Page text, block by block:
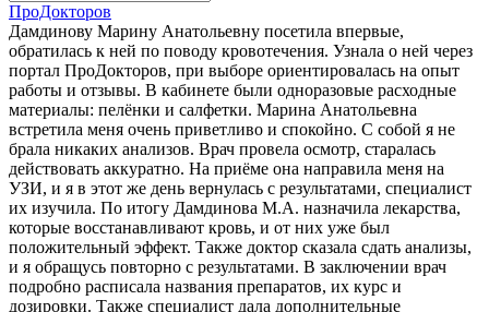
ПроДокторов
Дамдинову Марину Анатольевну посетила впервые,
обратилась к ней по поводу кровотечения. Узнала о ней через
портал ПроДокторов, при выборе ориентировалась на опыт
работы и отзывы. В кабинете были одноразовые расходные
материалы: пелёнки и салфетки. Марина Анатольевна
встретила меня очень приветливо и спокойно. С собой я не
брала никаких анализов. Врач провела осмотр, старалась
действовать аккуратно. На приёме она направила меня на
УЗИ, и я в этот же день вернулась с результатами, специалист
их изучила. По итогу Дамдинова М.А. назначила лекарства,
которые восстанавливают кровь, и от них уже был
положительный эффект. Также доктор сказала сдать анализы,
и я обращусь повторно с результатами. В заключении врач
подробно расписала названия препаратов, их курс и
дозировки. Также специалист дала дополнительные